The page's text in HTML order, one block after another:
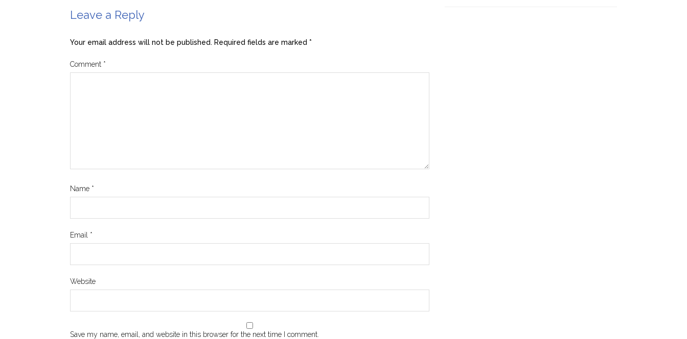
Leave a Reply
Your email address will not be published. Required fields are marked *
Comment *
Name *
Email *
Website
Save my name, email, and website in this browser for the next time I comment.